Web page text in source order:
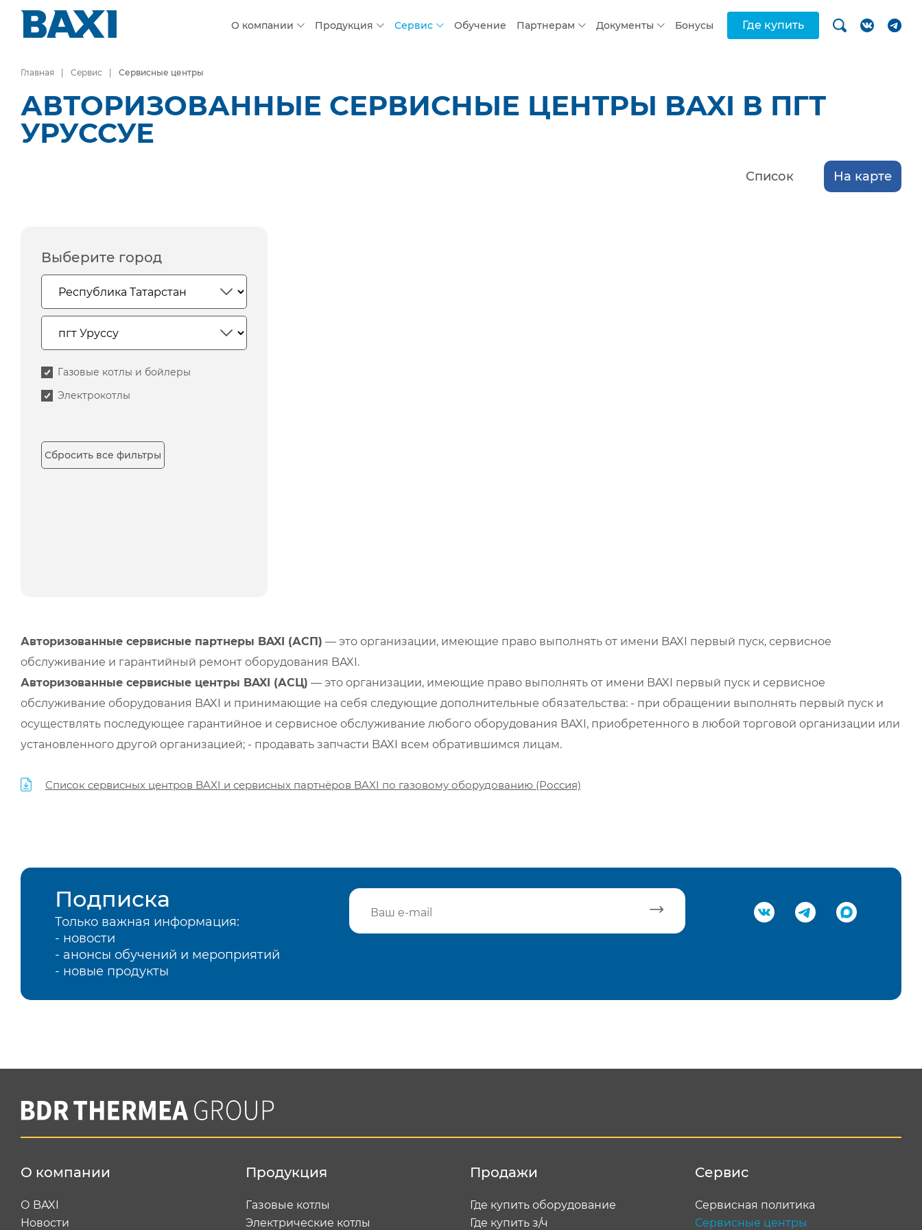
О компании Продукция Сервис Обучение Партнерам Документы Бонусы Где купить
Главная Сервис Сервисные центры
АВТОРИЗОВАННЫЕ СЕРВИСНЫЕ ЦЕНТРЫ BAXI В ПГТ
УРУССУЕ
Список На карте
Выберите город
Газовые котлы и бойлеры
Электрокотлы
Сбросить все фильтры
Авторизованные сервисные партнеры BAXI (АСП) — это организации, имеющие право выполнять от имени BAXI первый пуск, сервисное
обслуживание и гарантийный ремонт оборудования BAXI.
Авторизованные сервисные центры BAXI (АСЦ) — это организации, имеющие право выполнять от имени BAXI первый пуск и сервисное
обслуживание оборудования BAXI и принимающие на себя следующие дополнительные обязательства: - при обращении выполнять первый пуск и
осуществлять последующее гарантийное и сервисное обслуживание любого оборудования BAXI, приобретенного в любой торговой организации или
установленного другой организацией; - продавать запчасти BAXI всем обратившимся лицам.
Список сервисных центров BAXI и сервисных партнёров BAXI по газовому оборудованию (Россия)
Подписка
Только важная информация:
- новости
- анонсы обучений и мероприятий
- новые продукты
О компании
О BAXI
Новости
Продукция
Газовые котлы
Электрические котлы
Продажи
Где купить оборудование
Где купить з/ч
Сервис
Сервисная политика
Сервисные центры